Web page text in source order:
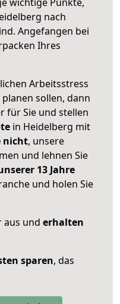
nach
Angefangen bei
Ihres
Arbeitsstress
sollen, dann
für Sie und stellen
in Heidelberg mit
nicht, unsere
und lehnen Sie
13 Jahre
und holen Sie
aus und erhalten
sparen, das